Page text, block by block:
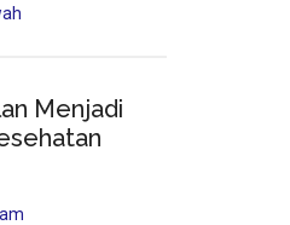
Menjadi